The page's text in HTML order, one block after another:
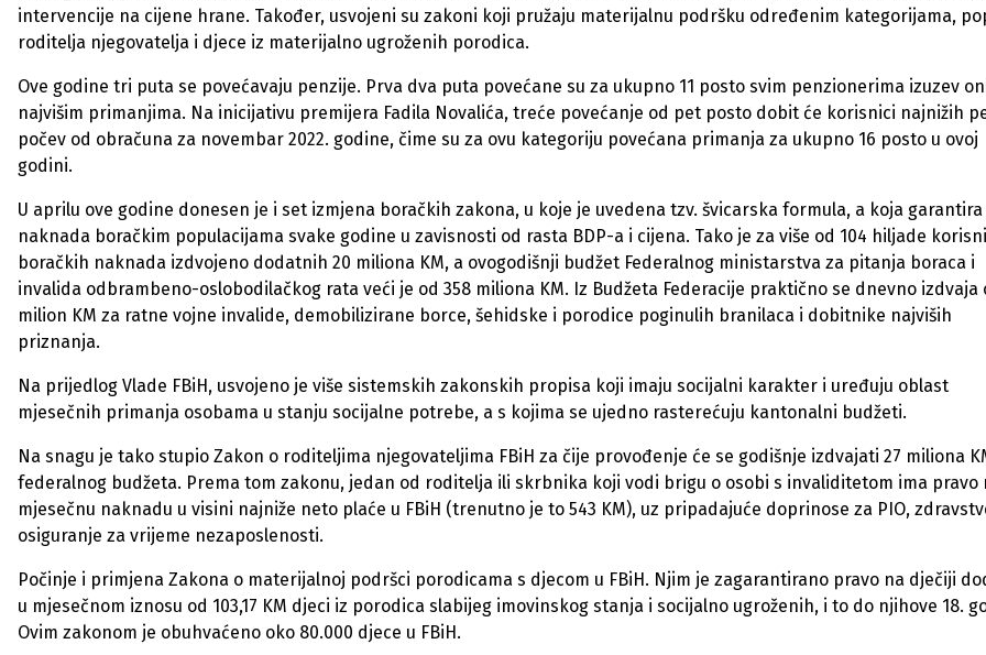
intervencije na cijene hrane. Također, usvojeni su zakoni koji pružaju materijalnu podršku određenim kategorijama,
roditelja njegovatelja i djece iz materijalno ugroženih porodica.
Ove godine tri puta se povećavaju penzije. Prva dva puta povećane su za ukupno 11 posto svim penzionerima izuzev
najvišim primanjima. Na inicijativu premijera Fadila Novalića, treće povećanje od pet posto dobit će korisnici najnižih
počev od obračuna za novembar 2022. godine, čime su za ovu kategoriju povećana primanja za ukupno 16 posto u ovoj
godini.
U aprilu ove godine donesen je i set izmjena boračkih zakona, u koje je uvedena tzv. švicarska formula, a koja
naknada boračkim populacijama svake godine u zavisnosti od rasta BDP-a i cijena. Tako je za više od 104 hiljade
boračkih naknada izdvojeno dodatnih 20 miliona KM, a ovogodišnji budžet Federalnog ministarstva za pitanja boraca i
invalida odbrambeno-oslobodilačkog rata veći je od 358 miliona KM. Iz Budžeta Federacije praktično se dnevno izdvaja
milion KM za ratne vojne invalide, demobilizirane borce, šehidske i porodice poginulih branilaca i dobitnike najviših
priznanja.
Na prijedlog Vlade FBiH, usvojeno je više sistemskih zakonskih propisa koji imaju socijalni karakter i uređuju oblast
mjesečnih primanja osobama u stanju socijalne potrebe, a s kojima se ujedno rasterećuju kantonalni budžeti.
Na snagu je tako stupio Zakon o roditeljima njegovateljima FBiH za čije provođenje će se godišnje izdvajati 27 miliona
federalnog budžeta. Prema tom zakonu, jedan od roditelja ili skrbnika koji vodi brigu o osobi s invaliditetom ima pravo
mjesečnu naknadu u visini najniže neto plaće u FBiH (trenutno je to 543 KM), uz pripadajuće doprinose za PIO,
osiguranje za vrijeme nezaposlenosti.
Počinje i primjena Zakona o materijalnoj podršci porodicama s djecom u FBiH. Njim je zagarantirano pravo na dječiji
u mjesečnom iznosu od 103,17 KM djeci iz porodica slabijeg imovinskog stanja i socijalno ugroženih, i to do njihove 18.
Ovim zakonom je obuhvaćeno oko 80.000 djece u FBiH.